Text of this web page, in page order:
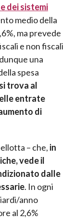
dei sistemi
medio della
ma prevede
e non fiscali
una
spesa
trova al
entrate
di
– che, in
vede il
dalle
. In ogni
anno
al 2,6%